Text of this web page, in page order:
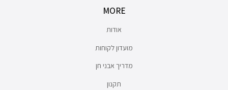
MORE
אודות
מועדון לקוחות
מדריך אבני חן
תקנון